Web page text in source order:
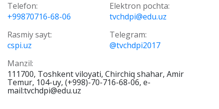
Telefon:
+99870716-68-06
Elektron pochta:
tvchdpi@edu.uz
Rasmiy sayt:
cspi.uz
Telegram:
@tvchdpi2017
Manzil:
111700, Toshkent viloyati, Chirchiq shahar, Amir
Temur, 104-uy, (+998)-70-716-68-06, e-
mail:tvchdpi@edu.uz